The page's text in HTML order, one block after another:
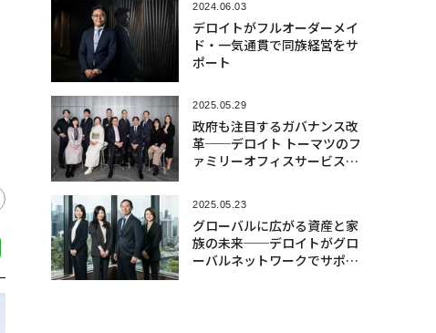
2024.06.03
デロイトがフルオーダーメイ
ド・一気通貫で同族経営をサ
ポート
2025.05.29
政府も注目するガバナンス改
革──デロイト トーマツのフ
ァミリーオフィスサービスが
2025.05.23
グローバルに広がる資産と家
族の未来──デロイトがグロ
ーバルネットワークでサポー